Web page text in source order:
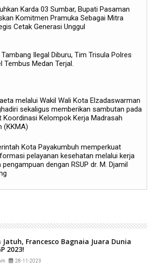
Karda 03 Sumbar, Bupati Pasaman
Komitmen Pramuka Sebagai Mitra
Cetak Generasi Unggul
Ilegal Diburu, Tim Trisula Polres
Tembus Medan Terjal.
melalui Wakil Wali Kota Elzadaswarman
sekaligus memberikan sambutan pada
Koordinasi Kelompok Kerja Madrasah
(KKMA)
Kota Payakumbuh memperkuat
pelayanan kesehatan melalui kerja
dengan RSUP dr. M. Djamil
Francesco Bagnaia Juara Dunia
2023!
28-11-2023